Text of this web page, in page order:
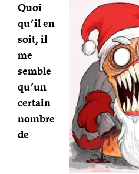
Quoi
qu’il en
soit, il
me
semble
qu’un
certain
nombre
de